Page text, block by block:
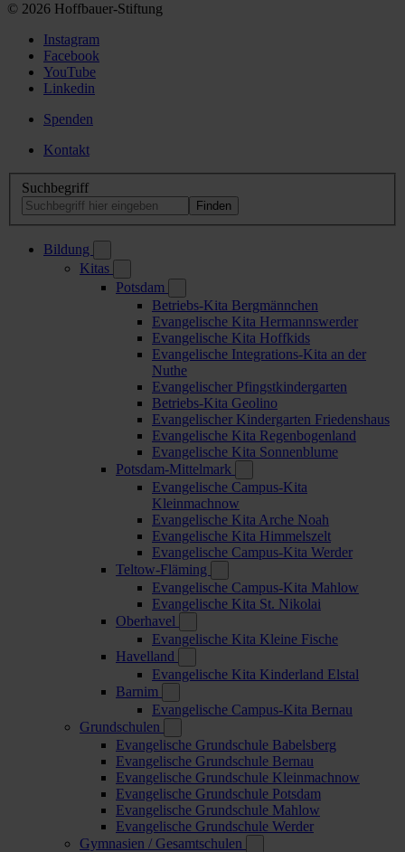
© 2026 Hoffbauer-Stiftung
Instagram
Facebook
YouTube
Linkedin
Spenden
Kontakt
Suchbegriff
Bildung
Kitas
Potsdam
Betriebs-Kita Bergmännchen
Evangelische Kita Hermannswerder
Evangelische Kita Hoffkids
Evangelische Integrations-Kita an der
Nuthe
Evangelischer Pfingstkindergarten
Betriebs-Kita Geolino
Evangelischer Kindergarten Friedenshaus
Evangelische Kita Regenbogenland
Evangelische Kita Sonnenblume
Potsdam-Mittelmark
Evangelische Campus-Kita
Kleinmachnow
Evangelische Kita Arche Noah
Evangelische Kita Himmelszelt
Evangelische Campus-Kita Werder
Teltow-Fläming
Evangelische Campus-Kita Mahlow
Evangelische Kita St. Nikolai
Oberhavel
Evangelische Kita Kleine Fische
Havelland
Evangelische Kita Kinderland Elstal
Barnim
Evangelische Campus-Kita Bernau
Grundschulen
Evangelische Grundschule Babelsberg
Evangelische Grundschule Bernau
Evangelische Grundschule Kleinmachnow
Evangelische Grundschule Potsdam
Evangelische Grundschule Mahlow
Evangelische Grundschule Werder
Gymnasien / Gesamtschulen